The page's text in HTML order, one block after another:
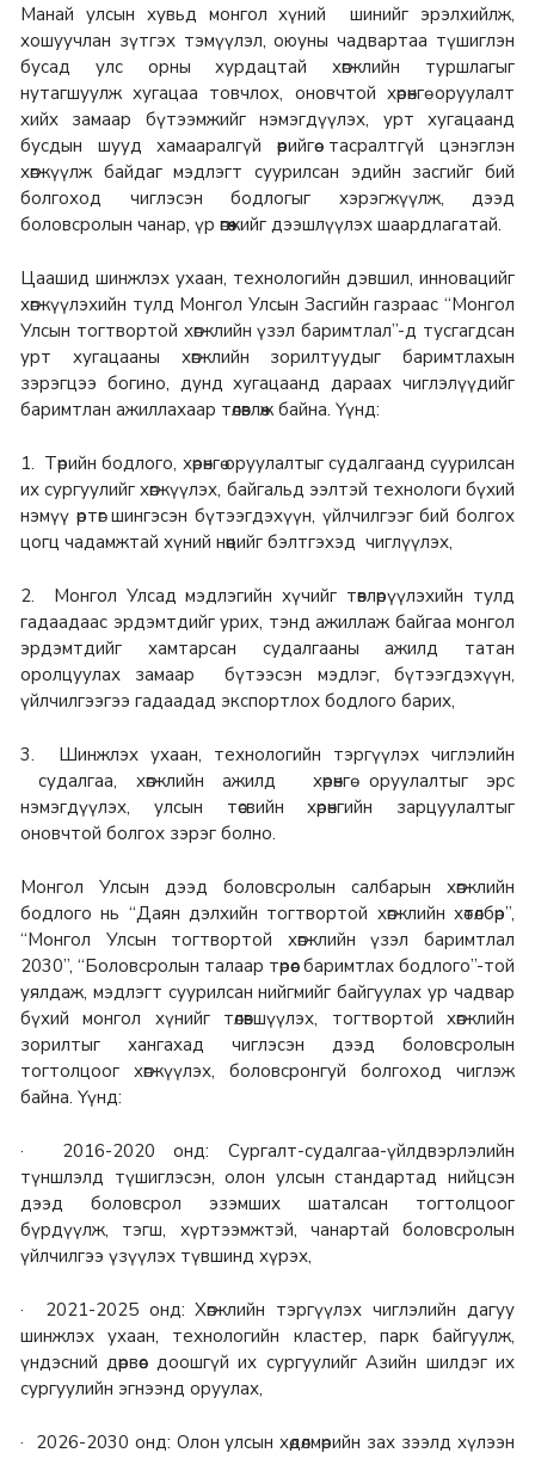
Манай улсын хувьд монгол хүний шинийг эрэлхийлж,
хошуучлан зүтгэх тэмүүлэл, оюуны чадвартаа түшиглэн
бусад улс орны хурдацтай хөгжлийн туршлагыг
нутагшуулж хугацаа товчлох, оновчтой хөрөнгө оруулалт
хийх замаар бүтээмжийг нэмэгдүүлэх, урт хугацаанд
бусдын шууд хамааралгүй өөрийгөө тасралтгүй цэнэглэн
хөгжүүлж байдаг мэдлэгт суурилсан эдийн засгийг бий
болгоход чиглэсэн бодлогыг хэрэгжүүлж, дээд
боловсролын чанар, үр өгөөжийг дээшлүүлэх шаардлагатай.
Цаашид шинжлэх ухаан, технологийн дэвшил, инновацийг
хөгжүүлэхийн тулд Монгол Улсын Засгийн газраас “Монгол
Улсын тогтвортой хөгжлийн үзэл баримтлал”-д тусгагдсан
урт хугацааны хөгжлийн зорилтуудыг баримтлахын
зэрэгцээ богино, дунд хугацаанд дараах чиглэлүүдийг
баримтлан ажиллахаар төлөвлөж байна. Үүнд:
1. Төрийн бодлого, хөрөнгө оруулалтыг судалгаанд суурилсан
их сургуулийг хөгжүүлэх, байгальд ээлтэй технологи бүхий
нэмүү өртөг шингэсэн бүтээгдэхүүн, үйлчилгээг бий болгох
цогц чадамжтай хүний нөөцийг бэлтгэхэд чиглүүлэх,
2. Монгол Улсад мэдлэгийн хүчийг төвлөрүүлэхийн тулд
гадаадаас эрдэмтдийг урих, тэнд ажиллаж байгаа монгол
эрдэмтдийг хамтарсан судалгааны ажилд татан
оролцуулах замаар бүтээсэн мэдлэг, бүтээгдэхүүн,
үйлчилгээгээ гадаадад экспортлох бодлого барих,
3. Шинжлэх ухаан, технологийн тэргүүлэх чиглэлийн
судалгаа, хөгжлийн ажилд хөрөнгө оруулалтыг эрс
нэмэгдүүлэх, улсын төсвийн хөрөнгийн зарцуулалтыг
оновчтой болгох зэрэг болно.
Монгол Улсын дээд боловсролын салбарын хөгжлийн
бодлого нь “Даян дэлхийн тогтвортой хөгжлийн хөтөлбөр”,
“Монгол Улсын тогтвортой хөгжлийн үзэл баримтлал
2030”, “Боловсролын талаар төрөөс баримтлах бодлого”-той
уялдаж, мэдлэгт суурилсан нийгмийг байгуулах ур чадвар
бүхий монгол хүнийг төлөвшүүлэх, тогтвортой хөгжлийн
зорилтыг хангахад чиглэсэн дээд боловсролын
тогтолцоог хөгжүүлэх, боловсронгуй болгоход чиглэж
байна. Үүнд:
· 2016-2020 онд: Сургалт-судалгаа-үйлдвэрлэлийн
түншлэлд түшиглэсэн, олон улсын стандартад нийцсэн
дээд боловсрол эзэмших шаталсан тогтолцоог
бүрдүүлж, тэгш, хүртээмжтэй, чанартай боловсролын
үйлчилгээ үзүүлэх түвшинд хүрэх,
· 2021-2025 онд: Хөгжлийн тэргүүлэх чиглэлийн дагуу
шинжлэх ухаан, технологийн кластер, парк байгуулж,
үндэсний дөрвөөс доошгүй их сургуулийг Азийн шилдэг их
сургуулийн эгнээнд оруулах,
· 2026-2030 онд: Олон улсын хөдөлмөрийн зах зээлд хүлээн